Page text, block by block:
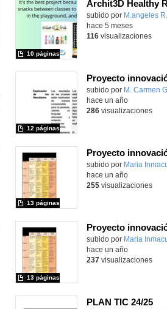
Archit3D Healthy
Contenido educativo.
subido por M.angeles R.
10 páginas
hace 5 meses
116visualizaciones
Contenido educativo.
subido por M. Carmen G.
12 páginas
hace un año
286visualizaciones
Contenido educativo.
subido por Maria
13 páginas
hace un año
255visualizaciones
Contenido educativo.
subido por Maria
13 páginas
hace un año
237visualizaciones
PLAN TIC 24/25